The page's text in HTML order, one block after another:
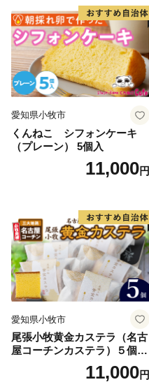
愛知県小牧市
くんねこ シフォンケーキ
（プレーン） 5個入
11,000円
愛知県小牧市
尾張小牧黄金カステラ（名古
屋コーチンカステラ）５個入
名古屋コーチン カステラ ザ
ラメ 常温 愛知県 小牧市 アン
11,000円